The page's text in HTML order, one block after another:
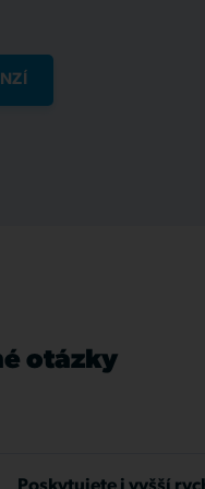
otázky